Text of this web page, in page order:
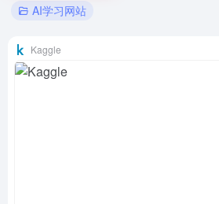
AI学习网站
Kaggle